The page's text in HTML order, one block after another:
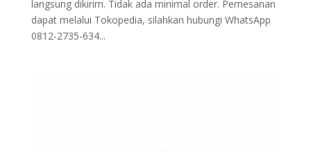
langsung dikirim. Tidak ada minimal order. Pemesanan
dapat melalui Tokopedia, silahkan hubungi WhatsApp
0812-2735-634...